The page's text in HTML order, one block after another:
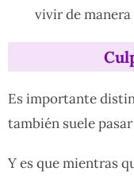
vivir de
Es importante
también suele
Y es que mientras